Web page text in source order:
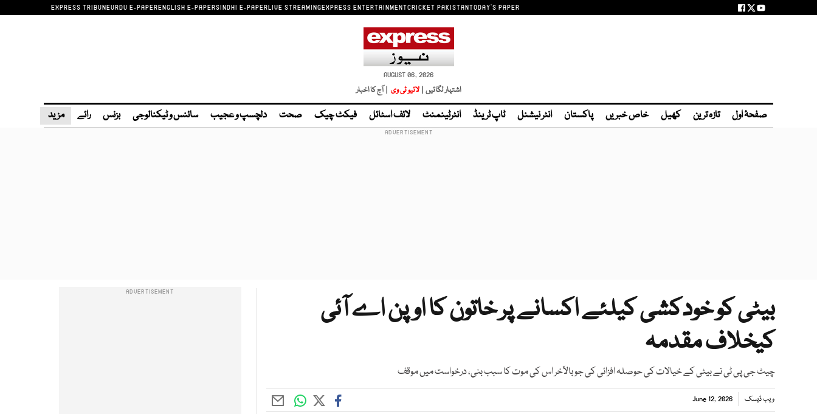
EXPRESS TRIBUNEURDU E-PAPERENGLISH E-PAPERSINDHI E-PAPERLIVE STREAMINGEXPRESS ENTERTAINMENTCRICKET PAKISTANTODAY'S PAPER
AUGUST 06, 2026
اشتہار لگائیں | لائیو ٹی وی | آج کا اخبار
صفحۂ اول تازہ ترین کھیل خاص خبریں پاکستان انٹر نیشنل ٹاپ ٹرینڈ انٹرٹینمنٹ لائف اسٹائل فیکٹ چیک صحت دلچسپ و عجیب سائنس و ٹیکنالوجی بزنس رائے مزید
بیٹی کو خودکشی کیلئے اکسانے پر خاتون کا اوپن اے آئی
کیخلاف مقدمہ
چیٹ جی پی ٹی نے بیٹی کے خیالات کی حوصلہ افزائی کی جو بالآخر اس کی موت کا سبب بنی، درخواست میں موقف
ویب ڈیسک June 12, 2026